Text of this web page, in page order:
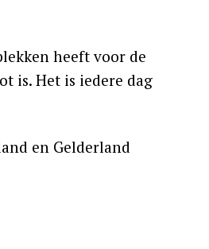
heeft voor de
is. Het is iedere dag
en Gelderland